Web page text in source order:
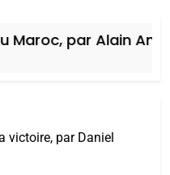
par Alain Amiel
victoire, par Daniel